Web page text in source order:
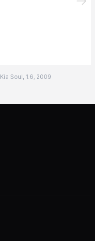
Kia Soul, 1.6, 2009